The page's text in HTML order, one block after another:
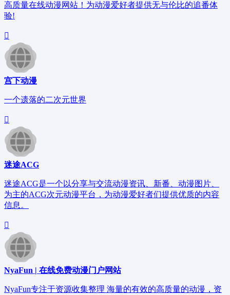
高质量在线动漫网站！为动漫爱好者提供无与伦比的追番体
验!
宫下动漫
一个遗落的二次元世界
迷途ACG
迷途ACG是一个以分享与交流动漫资讯、新番、动漫图片、
为主的ACG次元动漫平台，为动漫爱好者们提供优质的内容
信息。
NyaFun | 在线免费动漫门户网站
NyaFun专注于资源收集整理 海量的有效的高质量的动漫，资